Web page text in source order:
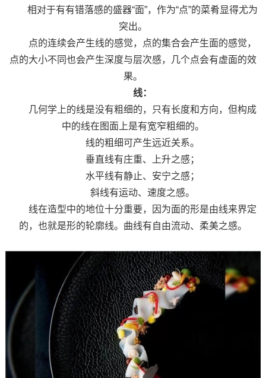
相对于有有错落感的盛器“面”，作为“点”的菜肴显得尤为
突出。
点的连续会产生线的感觉，点的集合会产生面的感觉，
点的大小不同也会产生深度与层次感，几个点会有虚面的效
果。
线：
几何学上的线是没有粗细的，只有长度和方向，但构成
中的线在图面上是有宽窄粗细的。
线的粗细可产生远近关系。
垂直线有庄重、上升之感；
水平线有静止、安宁之感；
斜线有运动、速度之感。
线在造型中的地位十分重要，因为面的形是由线来界定
的，也就是形的轮廓线。曲线有自由流动、柔美之感。